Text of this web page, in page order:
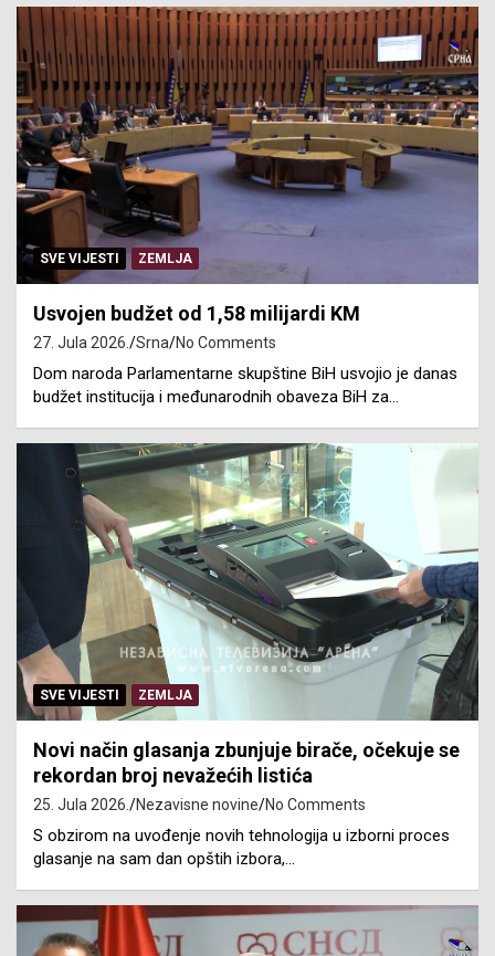
SVE VIJESTI ZEMLJA
Usvojen budžet od 1,58 milijardi KM
27. Jula 2026. Srna No Comments
Dom naroda Parlamentarne skupštine BiH usvojio je danas
budžet institucija i međunarodnih obaveza BiH za…
SVE VIJESTI ZEMLJA
Novi način glasanja zbunjuje birače, očekuje se
rekordan broj nevažećih listića
25. Jula 2026. Nezavisne novine No Comments
S obzirom na uvođenje novih tehnologija u izborni proces
glasanje na sam dan opštih izbora,…